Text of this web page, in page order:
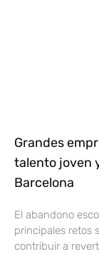
Grandes
talento joven
Barcelona
El abandono
principales retos
contribuir a